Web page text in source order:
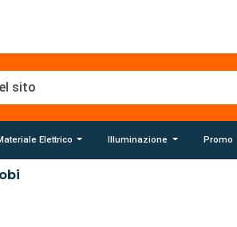
Elettrico Illuminazione Promo